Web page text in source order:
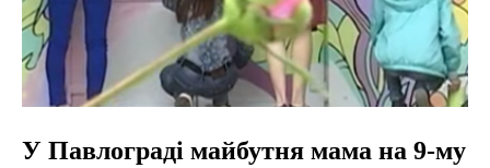
У Павлограді майбутня мама на 9-му